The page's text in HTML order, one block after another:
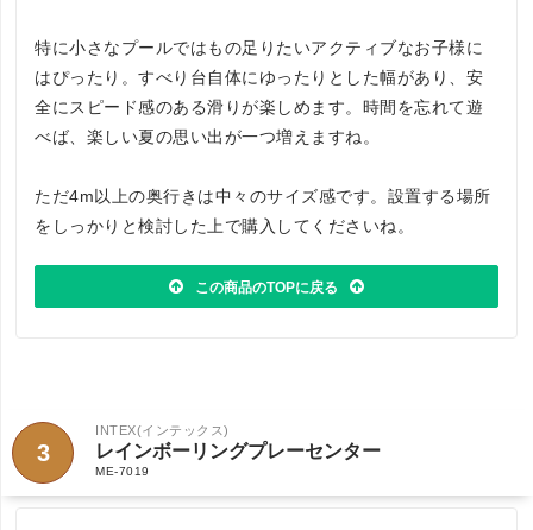
特に小さなプールではもの足りたいアクティブなお子様に
はぴったり。すべり台自体にゆったりとした幅があり、安
全にスピード感のある滑りが楽しめます。時間を忘れて遊
べば、楽しい夏の思い出が一つ増えますね。
ただ4m以上の奥行きは中々のサイズ感です。設置する場所
をしっかりと検討した上で購入してくださいね。
この商品のTOPに戻る
3
INTEX(インテックス)
レインボーリングプレーセンター
ME-7019